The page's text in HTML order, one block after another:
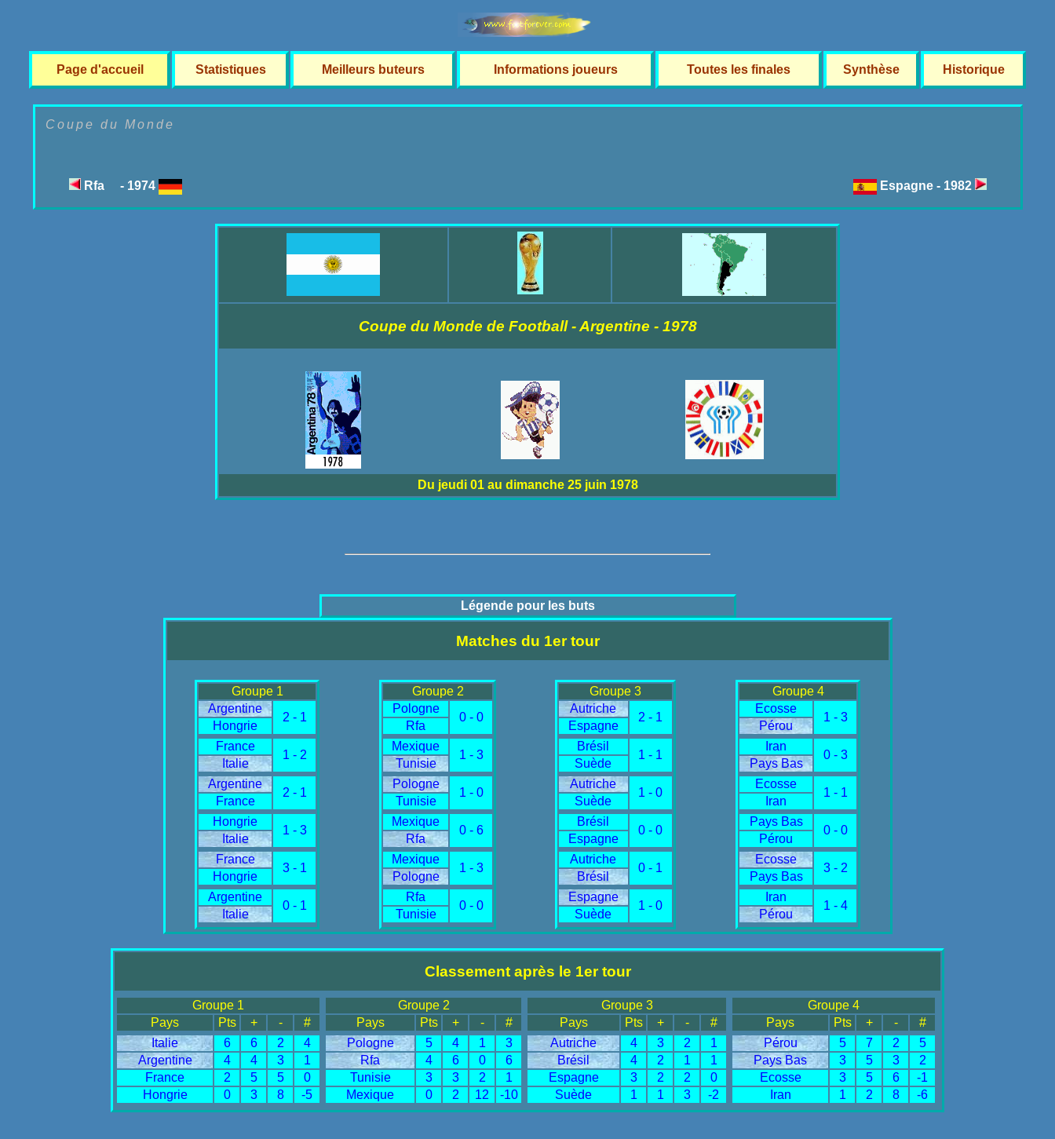
Page d'accueil Statistiques Meilleurs buteurs Informations joueurs Toutes les finales Synthèse Historique
Coupe du Monde
Rfa - 1974 Espagne - 1982
Coupe du Monde de Football - Argentine - 1978
Du jeudi 01 au dimanche 25 juin 1978
Légende pour les buts
Matches du 1er tour
Groupe 1
Argentine
2 - 1
Hongrie
France
1 - 2
Italie
Argentine
2 - 1
France
Hongrie
1 - 3
Italie
France
3 - 1
Hongrie
Argentine
0 - 1
Italie
Groupe 2
Pologne
0 - 0
Rfa
Mexique
1 - 3
Tunisie
Pologne
1 - 0
Tunisie
Mexique
0 - 6
Rfa
Mexique
1 - 3
Pologne
Rfa
0 - 0
Tunisie
Groupe 3
Autriche
2 - 1
Espagne
Brésil
1 - 1
Suède
Autriche
1 - 0
Suède
Brésil
0 - 0
Espagne
Autriche
0 - 1
Brésil
Espagne
1 - 0
Suède
Groupe 4
Ecosse
1 - 3
Pérou
Iran
0 - 3
Pays Bas
Ecosse
1 - 1
Iran
Pays Bas
0 - 0
Pérou
Ecosse
3 - 2
Pays Bas
Iran
1 - 4
Pérou
Classement après le 1er tour
Groupe 1
Pays
Pts + -
#
Italie
6 6 2
4
Argentine
4 4 3
1
France
2 5 5
0
Hongrie
0 3 8 -5
Groupe 2
Pays
Pts + -
#
Pologne
5 4 1
3
Rfa
4 6 0
6
Tunisie
3 3 2
1
Mexique
0 2 12 -10
Groupe 3
Pays
Pts + -
#
Autriche
4 3 2
1
Brésil
4 2 1
1
Espagne
3 2 2
0
Suède
1 1 3 -2
Groupe 4
Pays
Pts + -
#
Pérou
5 7 2
5
Pays Bas
3 5 3
2
Ecosse
3 5 6
-1
Iran
1 2 8 -6